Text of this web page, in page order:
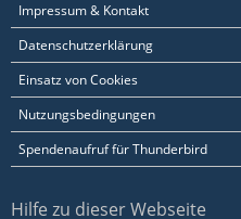
Impressum & Kontakt
Datenschutzerklärung
Einsatz von Cookies
Nutzungsbedingungen
Spendenaufruf für Thunderbird
Hilfe zu dieser Webseite